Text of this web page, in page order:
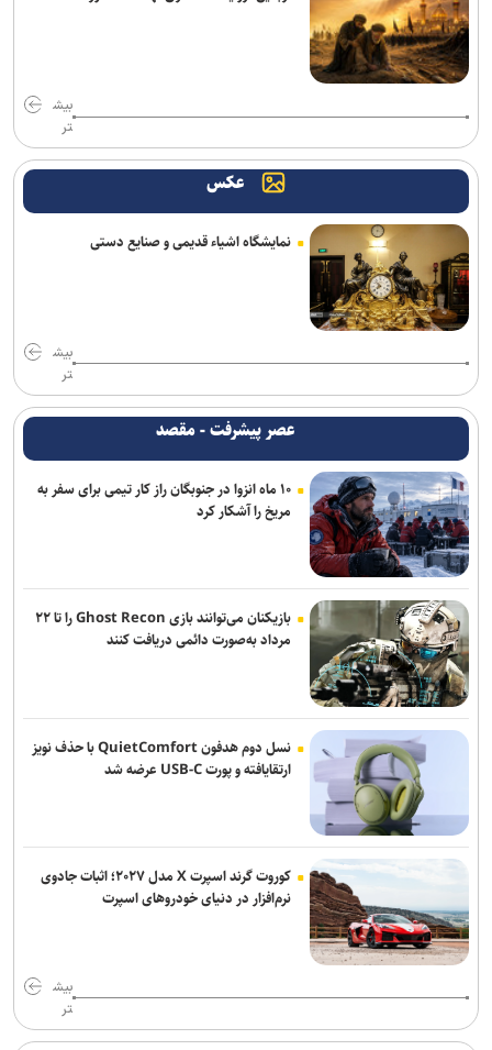
بیش
تر
عکس
نمایشگاه اشیاء قدیمی و صنایع دستی
بیش
تر
عصر پیشرفت - مقصد
۱۰ ماه انزوا در جنوبگان راز کار تیمی برای سفر به
مریخ را آشکار کرد
بازیکنان می‌توانند بازی Ghost Recon را تا ۲۲
مرداد به‌صورت دائمی دریافت کنند
نسل دوم هدفون QuietComfort با حذف نویز
ارتقایافته و پورت USB-C عرضه شد
کوروت گرند اسپرت X مدل ۲۰۲۷؛ اثبات جادوی
نرم‌افزار در دنیای خودروهای اسپرت
بیش
تر